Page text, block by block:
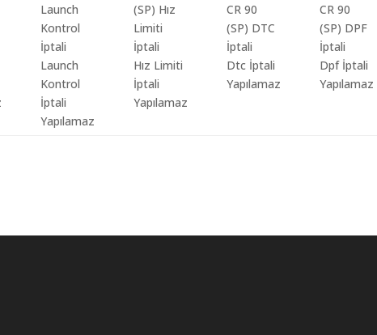
Launch
Kontrol
İptali
Yapılamaz
Hız Limiti
İptali
Yapılamaz
Dtc İptali
Yapılamaz
Dpf İptali
Yapılamaz